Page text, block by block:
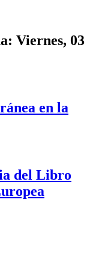
Viernes, 03
en la
del Libro